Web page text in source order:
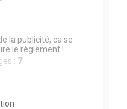
la publicité, ca se
le règlement !
: 7